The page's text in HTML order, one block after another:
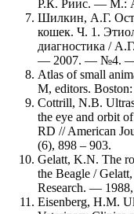
Р.К. Риис. ― М.:
Шилкин, А.Г.
кошек. Ч. 1.
диагностика /
― 2007. ― №4.
Atlas of small
M, editors.
Cottrill, N.B.
the eye and orbit
RD // American
(6), 898 – 903.
Gelatt, K.N. The
the Beagle /
Research. ―
Eisenberg, H.M.